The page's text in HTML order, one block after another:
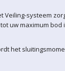
systeem
uw maximum bod
het